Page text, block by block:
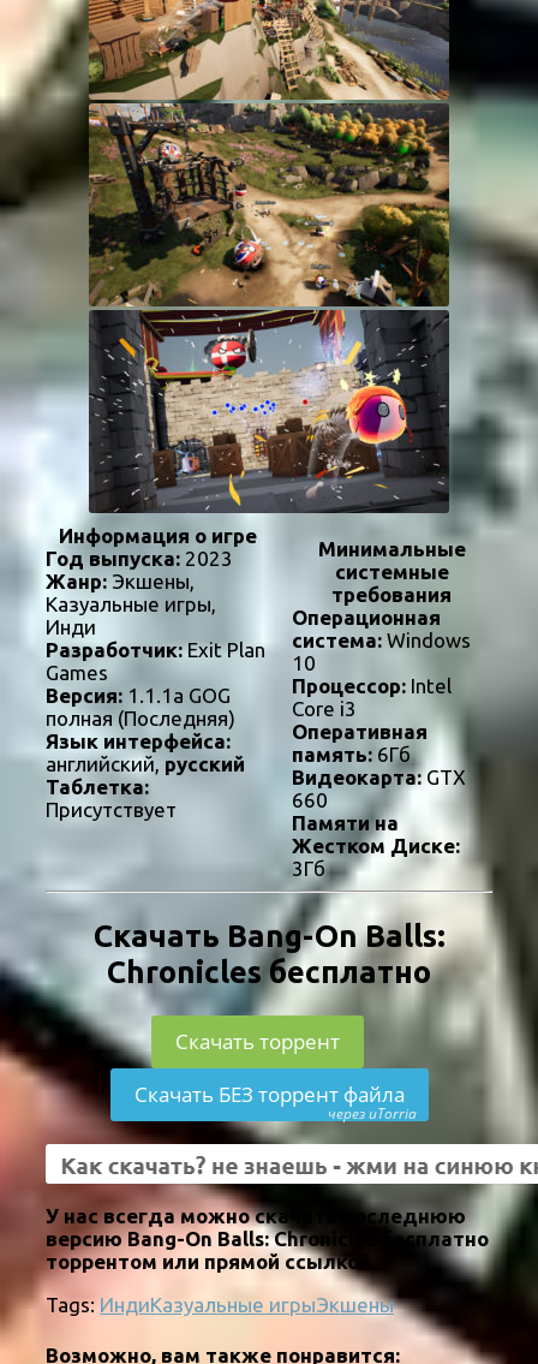
Информация о игре
Год выпуска: 2023
Жанр: Экшены,
Казуальные игры,
Инди
Разработчик:Exit Plan
Games
Версия: 1.1.1a GOG
полная (Последняя)
Язык интерфейса:
английский, русский
Таблетка:
Присутствует
Минимальные
системные
требования
Операционная
система:Windows
10
Процессор:Intel
Core i3
Оперативная
память:6Гб
Видеокарта:GTX
660
Памяти на
Жестком Диске:
3Гб
Скачать Bang-On Balls:
Chronicles бесплатно
Скачать торрент
Скачать БЕЗ торрент файла
через uTorria
У нас всегда можно скачать последнюю
версию Bang-On Balls: Chronicles бесплатно
торрентом или прямой ссылкой.
Tags: ИндиКазуальные игрыЭкшены
Возможно, вам также понравится: